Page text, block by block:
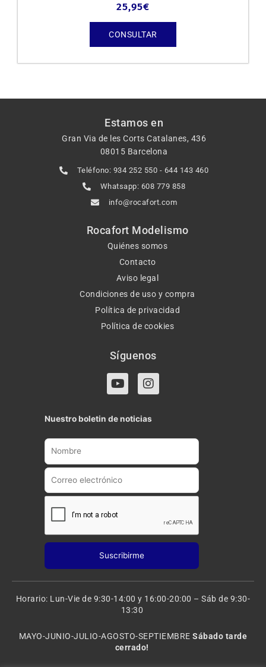
25,95€
CONSULTAR
Estamos en
Gran Via de les Corts Catalanes, 436
08015 Barcelona
Teléfono: 934 252 550 - 644 143 460
Whatsapp: 608 779 858
info@rocafort.com
Rocafort Modelismo
Quiénes somos
Contacto
Aviso legal
Condiciones de uso y compra
Política de privacidad
Política de cookies
Síguenos
Y
o
t
u
b
I
n
t
a
g
a
Nuestro boletin de noticias
Horario: Lun-Vie de 9:30-14:00 y 16:00-20:00 – Sáb de 9:30-
13:30
MAYO-JUNIO-JULIO-AGOSTO-SEPTIEMBRESábado tarde
cerrado!